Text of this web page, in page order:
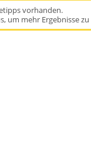
vorhanden.
um mehr Ergebnisse